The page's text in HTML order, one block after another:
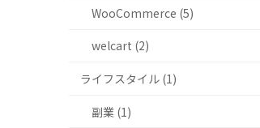
WooCommerce (5)
welcart (2)
ライフスタイル (1)
副業 (1)